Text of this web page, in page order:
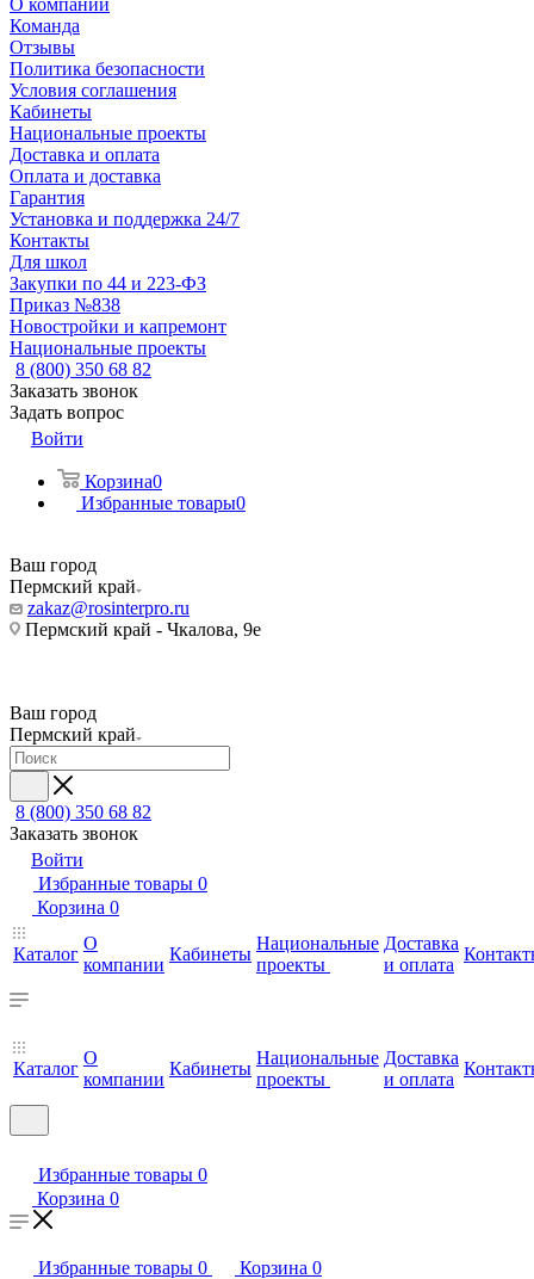
О компании
Команда
Отзывы
Политика безопасности
Условия соглашения
Кабинеты
Национальные проекты
Доставка и оплата
Оплата и доставка
Гарантия
Установка и поддержка 24/7
Контакты
Для школ
Закупки по 44 и 223-ФЗ
Приказ №838
Новостройки и капремонт
Национальные проекты
8 (800) 350 68 82
Заказать звонок
Задать вопрос
Войти
Корзина0
Избранные товары0
Ваш город
Пермский край
zakaz@rosinterpro.ru
Пермский край - Чкалова, 9е
Ваш город
Пермский край
8 (800) 350 68 82
Заказать звонок
Войти
Избранные товары 0
Корзина 0
Каталог
О
компании
Кабинеты
Национальные
проекты
Доставка
и оплата
Каталог
О
компании
Кабинеты
Национальные
проекты
Доставка
и оплата
Избранные товары 0
Корзина 0
Избранные товары 0 Корзина 0